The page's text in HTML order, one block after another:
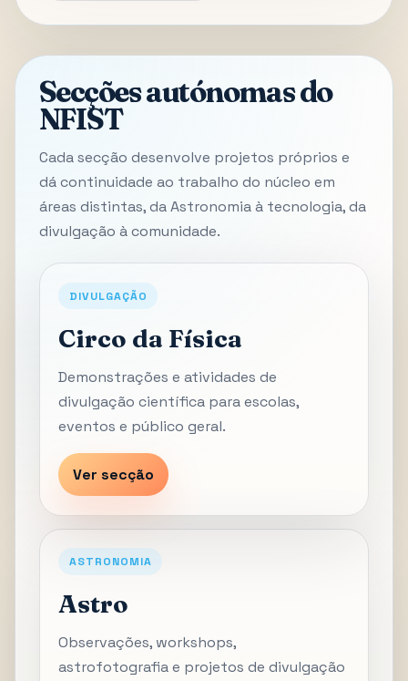
Secções autónomas do
NFIST
Cada secção desenvolve projetos próprios e
dá continuidade ao trabalho do núcleo em
áreas distintas, da Astronomia à tecnologia, da
divulgação à comunidade.
DIVULGAÇÃO
Circo da Física
Demonstrações e atividades de
divulgação científica para escolas,
eventos e público geral.
Ver secção
ASTRONOMIA
Astro
Observações, workshops,
astrofotografia e projetos de divulgação